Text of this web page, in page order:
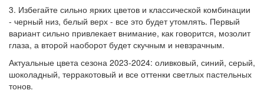
3. Избегайте сильно ярких цветов и классической комбинации
- черный низ, белый верх - все это будет утомлять. Первый
вариант сильно привлекает внимание, как говорится, мозолит
глаза, а второй наоборот будет скучным и невзрачным.
Актуальные цвета сезона 2023-2024: оливковый, синий, серый,
шоколадный, терракотовый и все оттенки светлых пастельных
тонов.